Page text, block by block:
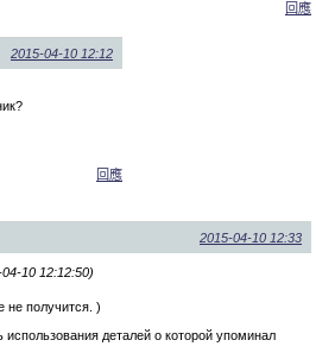
回應
2015-04-10 12:12
回應
2015-04-10 12:33
10 12:12:50)
не получится. )
использования деталей о которой упоминал